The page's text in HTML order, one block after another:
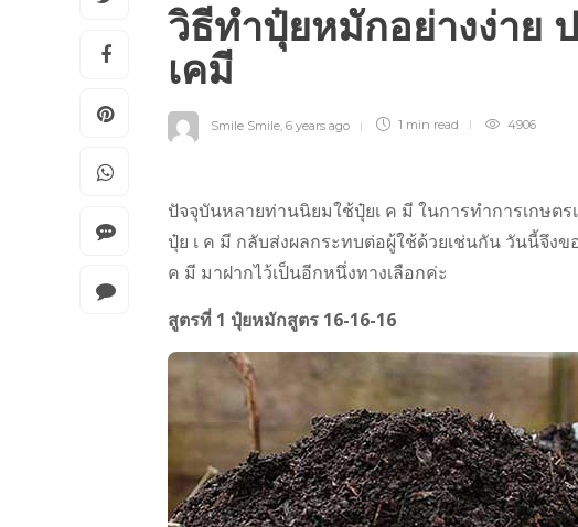
วิธีทำปุ๋ยหมักอย่างง่าย
เคมี
Smile Smile 6 years ago 1 min read 4906
ปัจจุบันหลายท่านนิยมใช้ปุ๋ยเ ค มี ในการทำการเกษต
ปุ๋ย เ ค มี กลับส่งผลกระทบต่อผู้ใช้ด้วยเช่นกัน วันนี้จึง
ค มี มาฝากไว้เป็นอีกหนึ่งทางเลือกค่ะ
สูตรที่ 1 ปุ๋ยหมักสูตร 16-16-16